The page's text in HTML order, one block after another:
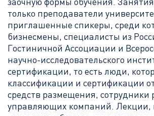
только преподаватели
приглашенные спикеры, среди
бизнесмены, специалисты из
Гостиничной Ассоциации и
научно-исследовательского
сертификации, то есть люди,
классификации и сертификации
средств размещения, сотрудники
управляющих компаний. Лекции,